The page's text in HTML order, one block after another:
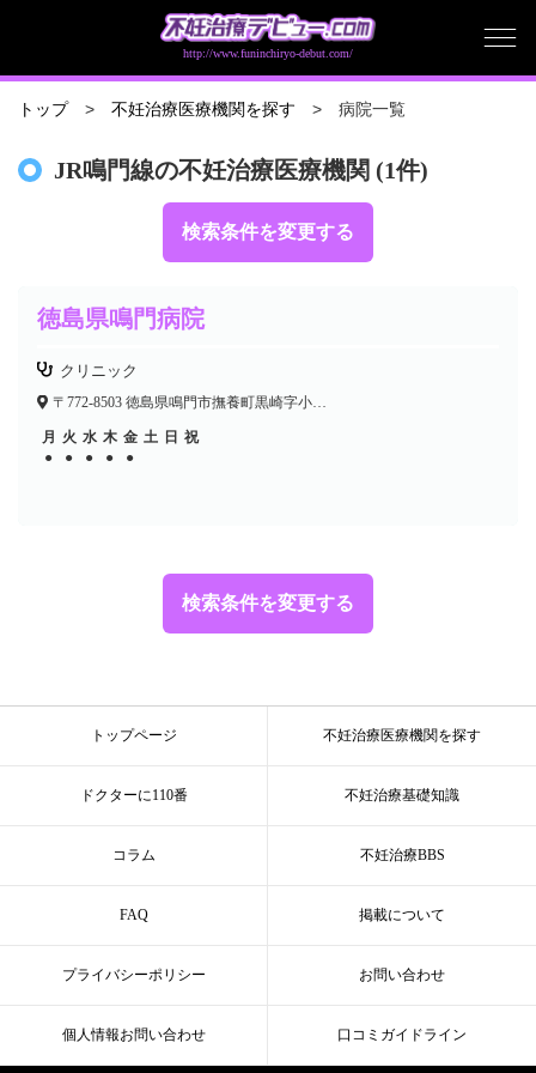
http://www.funinchiryo-debut.com/
トップ 不妊治療医療機関を探す 病院一覧
検索条件を変更する
JR鳴門線の不妊治療医療機関 (1件)
検索条件を変更する
徳島県鳴門病院
クリニック
〒772-8503 徳島県鳴門市撫養町黒崎字小谷32
月 火 水 木 金 土 日 祝
●
● ● ● ●
トップページ 不妊治療医療機関を探す
ドクターに110番 不妊治療基礎知識
コラム 不妊治療BBS
FAQ 掲載について
プライバシーポリシー お問い合わせ
個人情報お問い合わせ 口コミガイドライン